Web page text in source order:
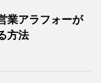
業アラフォーが
方法